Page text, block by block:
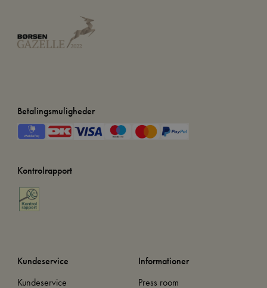
Betalingsmuligheder
Kontrolrapport
Kundeservice
Kundeservice
Informationer
Press room